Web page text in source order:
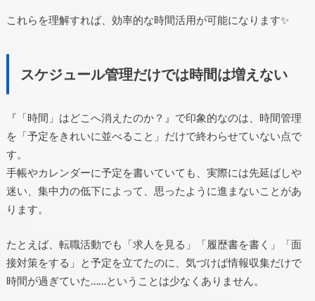
これらを理解すれば、効率的な時間活用が可能になります✨
スケジュール管理だけでは時間は増えない
『「時間」はどこへ消えたのか？』で印象的なのは、時間管理
を「予定をきれいに並べること」だけで終わらせていない点で
す。
手帳やカレンダーに予定を書いていても、実際には先延ばしや
迷い、集中力の低下によって、思ったように進まないことがあ
ります。
たとえば、転職活動でも「求人を見る」「履歴書を書く」「面
接対策をする」と予定を立てたのに、気づけば情報収集だけで
時間が過ぎていた……ということは少なくありません。